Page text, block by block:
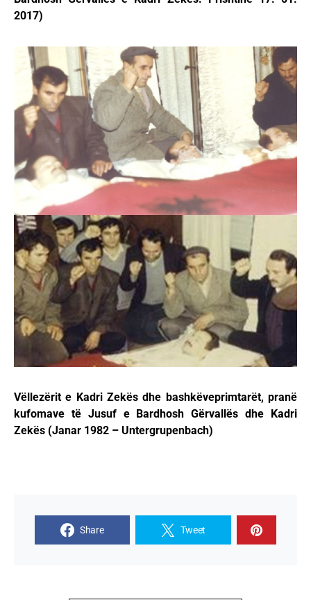
2017)
Vëllezërit e Kadri Zekës dhe bashkëveprimtarët, pranë
kufomave të Jusuf e Bardhosh Gërvallës dhe Kadri
Zekës (Janar 1982 – Untergrupenbach)
Share Tweet